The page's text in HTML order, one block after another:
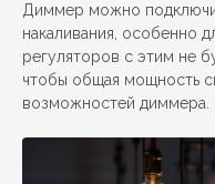
Диммер можно
накаливания, особенно
регуляторов с этим не
чтобы общая мощность
возможностей диммера.